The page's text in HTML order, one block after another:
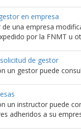
en empresa
una empresa
por la FNMT u
de gestor
un gestor puede
un instructor puede
adheridos a su